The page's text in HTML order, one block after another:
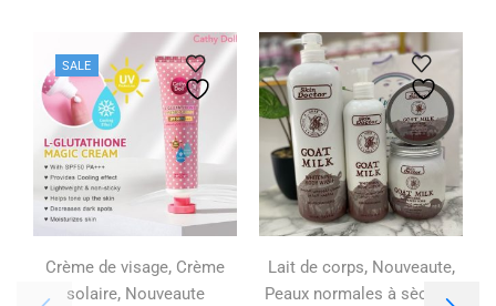
SALE
Crème de visage, Crème
solaire, Nouveaute
Lait de corps, Nouveaute,
Peaux normales à sèches